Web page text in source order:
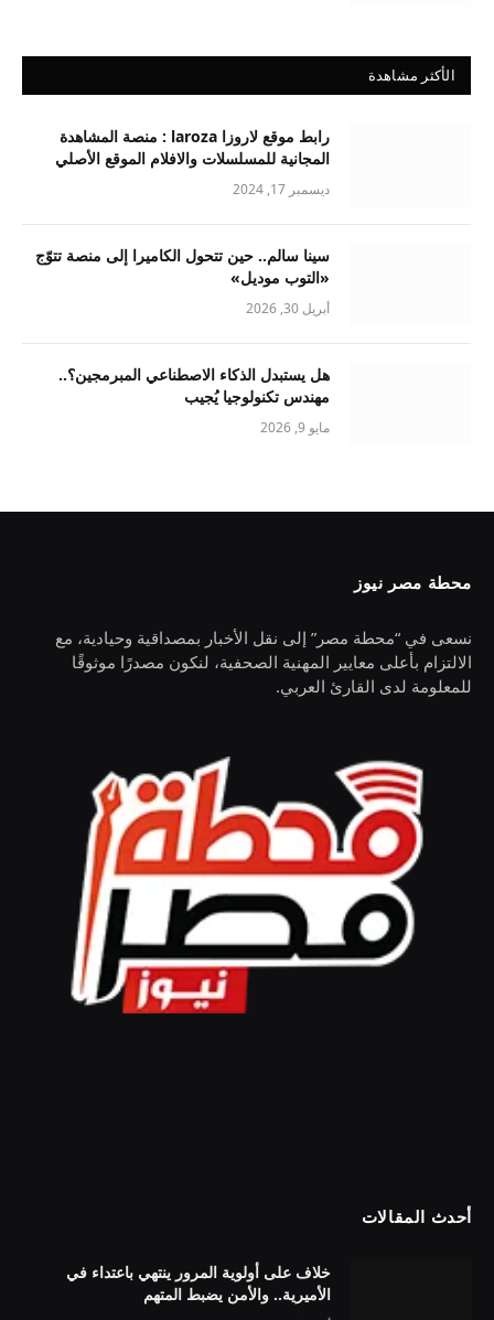
الأكثر مشاهدة
رابط موقع لاروزا laroza : منصة المشاهدة
المجانية للمسلسلات والافلام الموقع الأصلي
ديسمبر 17, 2024
سينا سالم.. حين تتحول الكاميرا إلى منصة تتوّج
«التوب موديل»
أبريل 30, 2026
هل يستبدل الذكاء الاصطناعي المبرمجين؟..
مهندس تكنولوجيا يُجيب
مايو 9, 2026
محطة مصر نيوز
نسعى في “محطة مصر” إلى نقل الأخبار بمصداقية وحيادية، مع
الالتزام بأعلى معايير المهنية الصحفية، لنكون مصدرًا موثوقًا
للمعلومة لدى القارئ العربي.
أحدث المقالات
خلاف على أولوية المرور ينتهي باعتداء في
الأميرية.. والأمن يضبط المتهم